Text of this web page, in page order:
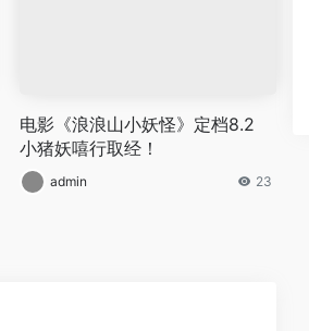
电影《浪浪山小妖怪》定档8.2
小猪妖嘻行取经！
admin 23